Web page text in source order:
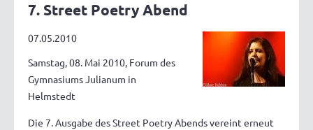
7. Street Poetry Abend
07.05.2010
Samstag, 08. Mai 2010, Forum des
Gymnasiums Julianum in
Helmstedt
Die 7. Ausgabe des Street Poetry Abends vereint erneut